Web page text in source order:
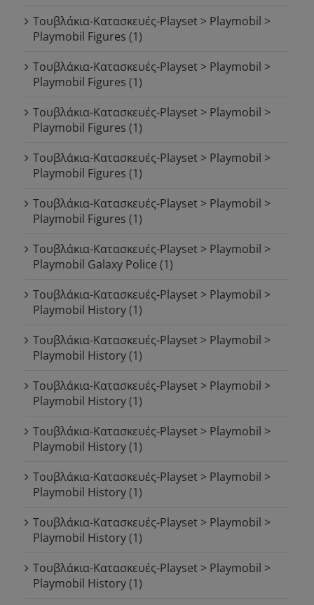
Τουβλάκια-Κατασκευές-Playset > Playmobil >
Playmobil Figures (1)
Τουβλάκια-Κατασκευές-Playset > Playmobil >
Playmobil Figures (1)
Τουβλάκια-Κατασκευές-Playset > Playmobil >
Playmobil Figures (1)
Τουβλάκια-Κατασκευές-Playset > Playmobil >
Playmobil Figures (1)
Τουβλάκια-Κατασκευές-Playset > Playmobil >
Playmobil Figures (1)
Τουβλάκια-Κατασκευές-Playset > Playmobil >
Playmobil Galaxy Police (1)
Τουβλάκια-Κατασκευές-Playset > Playmobil >
Playmobil History(1)
Τουβλάκια-Κατασκευές-Playset > Playmobil >
Playmobil History(1)
Τουβλάκια-Κατασκευές-Playset > Playmobil >
Playmobil History(1)
Τουβλάκια-Κατασκευές-Playset > Playmobil >
Playmobil History(1)
Τουβλάκια-Κατασκευές-Playset > Playmobil >
Playmobil History(1)
Τουβλάκια-Κατασκευές-Playset > Playmobil >
Playmobil History(1)
Τουβλάκια-Κατασκευές-Playset > Playmobil >
Playmobil History(1)